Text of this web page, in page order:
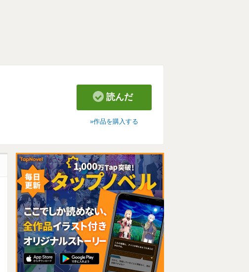
読んだ
作品を購入する